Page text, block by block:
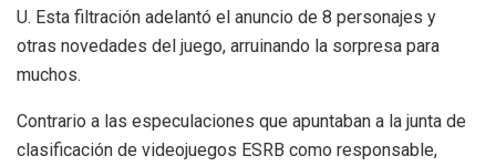
U. Esta filtración adelantó el anuncio de 8 personajes y
otras novedades del juego, arruinando la sorpresa para
muchos.
Contrario a las especulaciones que apuntaban a la junta de
clasificación de videojuegos ESRB como responsable,